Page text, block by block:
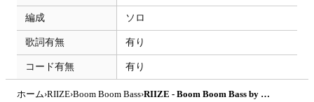
編成 ソロ
歌詞有無 有り
コード有無 有り
ホーム›RIIZE›Boom Boom Bass› RIIZE - Boom Boom Bass by PIANOSUMM